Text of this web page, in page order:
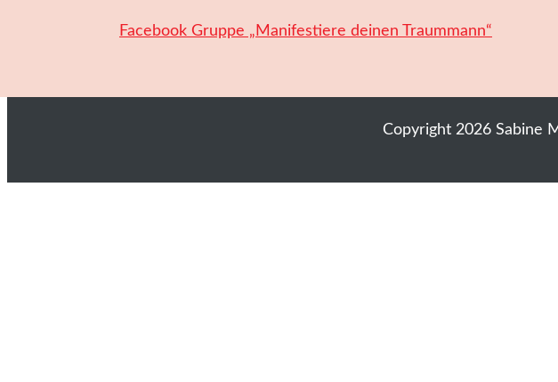
Facebook Gruppe „Manifestiere deinen Traummann“
Copyright 2026 Sabine